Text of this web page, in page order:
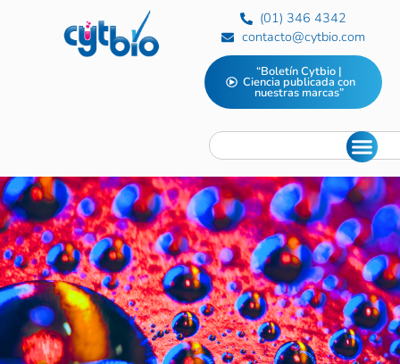
(01) 346 4342
contacto@cytbio.com
“Boletín Cytbio |
Ciencia publicada con
nuestras marcas”